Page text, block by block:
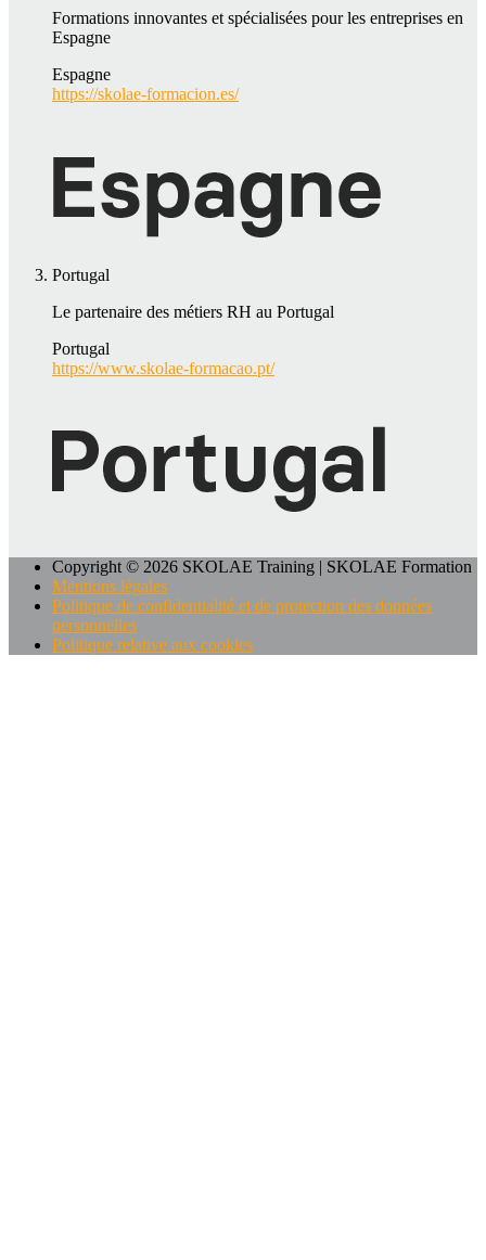
Formations innovantes et spécialisées pour les entreprises en
Espagne
Espagne
https://skolae-formacion.es/
Portugal
Le partenaire des métiers RH au Portugal
Portugal
https://www.skolae-formacao.pt/
Copyright © 2026 SKOLAE Training | SKOLAE Formation
Mentions légales
Politique de confidentialité et de protection des données
personnelles
Politique relative aux cookies